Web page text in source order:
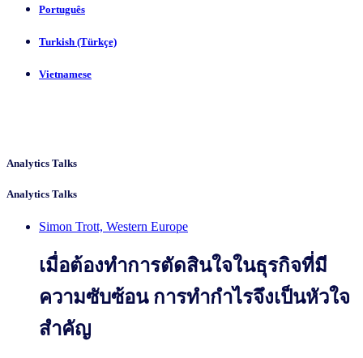
Português
Turkish (Türkçe)
Vietnamese
Analytics Talks
Analytics Talks
Simon Trott, Western Europe
เมื่อต้องทำการตัดสินใจในธุรกิจที่มี
ความซับซ้อน การทำกำไรจึงเป็นหัวใจ
สำคัญ